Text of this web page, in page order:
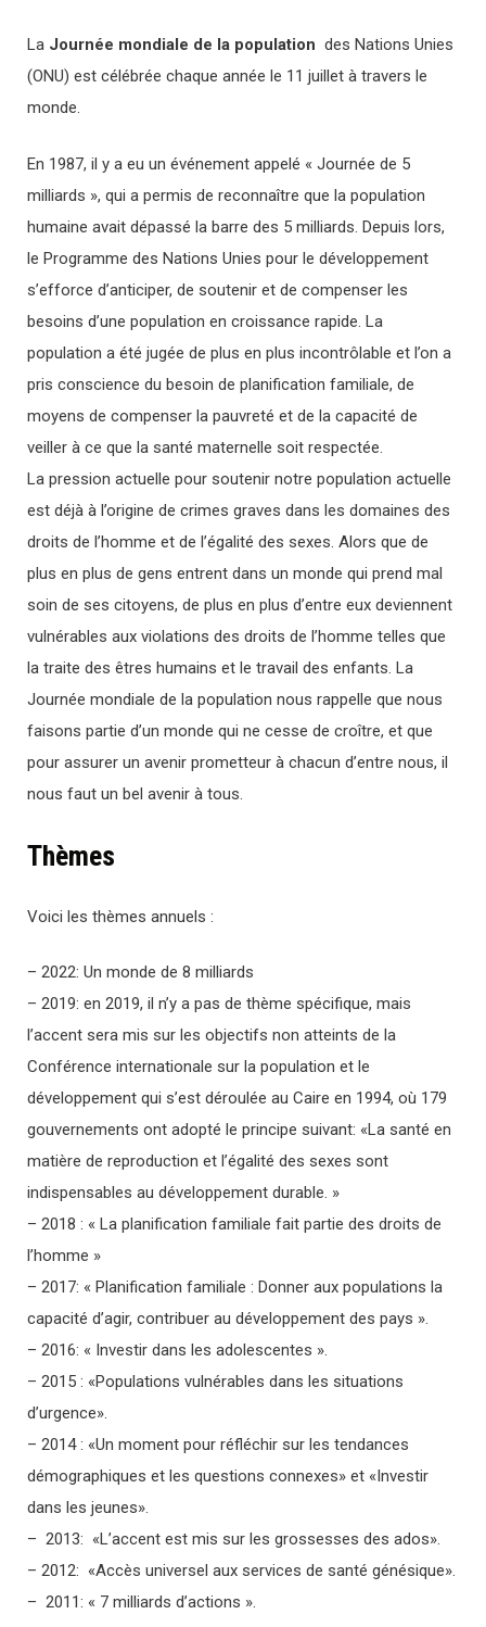
La Journée mondiale de la population des Nations Unies
(ONU) est célébrée chaque année le 11 juillet à travers le
monde.
En 1987, il y a eu un événement appelé « Journée de 5
milliards », qui a permis de reconnaître que la population
humaine avait dépassé la barre des 5 milliards. Depuis lors,
le Programme des Nations Unies pour le développement
s’efforce d’anticiper, de soutenir et de compenser les
besoins d’une population en croissance rapide. La
population a été jugée de plus en plus incontrôlable et l’on a
pris conscience du besoin de planification familiale, de
moyens de compenser la pauvreté et de la capacité de
veiller à ce que la santé maternelle soit respectée.
La pression actuelle pour soutenir notre population actuelle
est déjà à l’origine de crimes graves dans les domaines des
droits de l’homme et de l’égalité des sexes. Alors que de
plus en plus de gens entrent dans un monde qui prend mal
soin de ses citoyens, de plus en plus d’entre eux deviennent
vulnérables aux violations des droits de l’homme telles que
la traite des êtres humains et le travail des enfants. La
Journée mondiale de la population nous rappelle que nous
faisons partie d’un monde qui ne cesse de croître, et que
pour assurer un avenir prometteur à chacun d’entre nous, il
nous faut un bel avenir à tous.
Thèmes
Voici les thèmes annuels :
– 2022: Un monde de 8 milliards
– 2019: en 2019, il n’y a pas de thème spécifique, mais
l’accent sera mis sur les objectifs non atteints de la
Conférence internationale sur la population et le
développement qui s’est déroulée au Caire en 1994, où 179
gouvernements ont adopté le principe suivant: «La santé en
matière de reproduction et l’égalité des sexes sont
indispensables au développement durable. »
– 2018 : « La planification familiale fait partie des droits de
l’homme »
– 2017: « Planification familiale : Donner aux populations la
capacité d’agir, contribuer au développement des pays ».
– 2016: « Investir dans les adolescentes ».
– 2015 : «Populations vulnérables dans les situations
d’urgence».
– 2014 : «Un moment pour réfléchir sur les tendances
démographiques et les questions connexes» et «Investir
dans les jeunes».
– 2013: «L’accent est mis sur les grossesses des ados».
– 2012: «Accès universel aux services de santé génésique».
– 2011: « 7 milliards d’actions ».